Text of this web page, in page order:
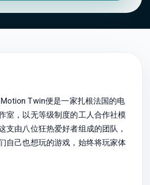
Twin便是一家扎根法国的电
室，以无等级制度的工人合作社模
支由八位狂热爱好者组成的团队，
自己也想玩的游戏，始终将玩家体